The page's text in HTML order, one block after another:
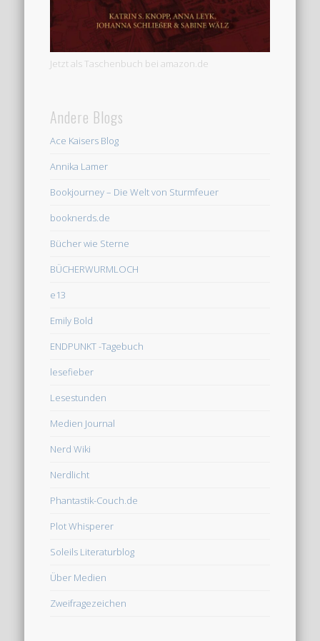
Jetzt als Taschenbuch bei amazon.de
Andere Blogs
Ace Kaisers Blog
Annika Lamer
Bookjourney – Die Welt von Sturmfeuer
booknerds.de
Bücher wie Sterne
BÜCHERWURMLOCH
e13
Emily Bold
ENDPUNKT -Tagebuch
lesefieber
Lesestunden
Medien Journal
Nerd Wiki
Nerdlicht
Phantastik-Couch.de
Plot Whisperer
Soleils Literaturblog
Über Medien
Zweifragezeichen